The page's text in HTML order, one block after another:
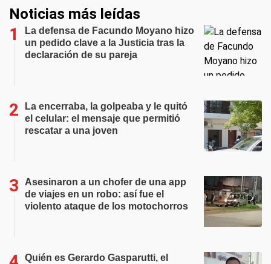
Noticias más leídas
La defensa de Facundo Moyano hizo
un pedido clave a la Justicia tras la
declaración de su pareja
La encerraba, la golpeaba y le quitó
el celular: el mensaje que permitió
rescatar a una joven
Asesinaron a un chofer de una app
de viajes en un robo: así fue el
violento ataque de los motochorros
Quién es Gerardo Gasparutti, el